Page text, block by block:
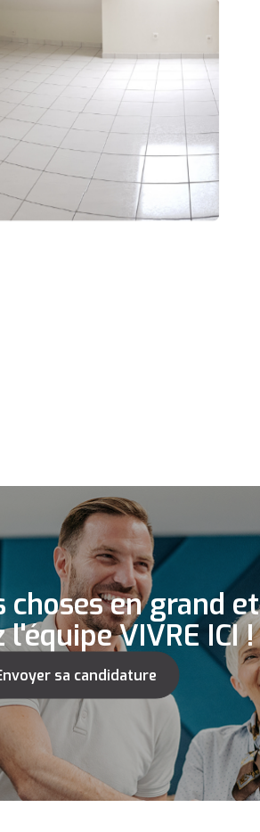
choses en grand et
VIVRE ICI !
sa candidature